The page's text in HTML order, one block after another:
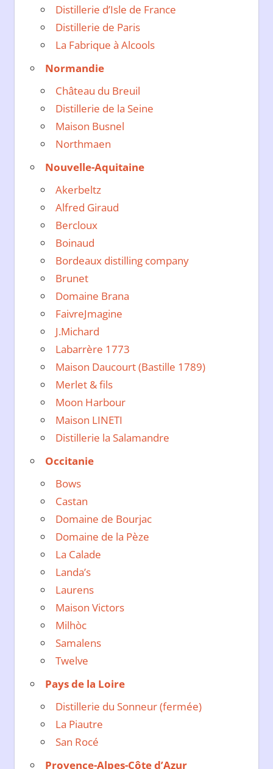
Distillerie d’Isle de France
Distillerie de Paris
La Fabrique à Alcools
Normandie
Château du Breuil
Distillerie de la Seine
Maison Busnel
Northmaen
Nouvelle-Aquitaine
Akerbeltz
Alfred Giraud
Bercloux
Boinaud
Bordeaux distilling company
Brunet
Domaine Brana
FaivreJmagine
J.Michard
Labarrère 1773
Maison Daucourt (Bastille 1789)
Merlet & fils
Moon Harbour
Maison LINETI
Distillerie la Salamandre
Occitanie
Bows
Castan
Domaine de Bourjac
Domaine de la Pèze
La Calade
Landa’s
Laurens
Maison Victors
Milhòc
Samalens
Twelve
Pays de la Loire
Distillerie du Sonneur (fermée)
La Piautre
San Rocé
Provence-Alpes-Côte d’Azur